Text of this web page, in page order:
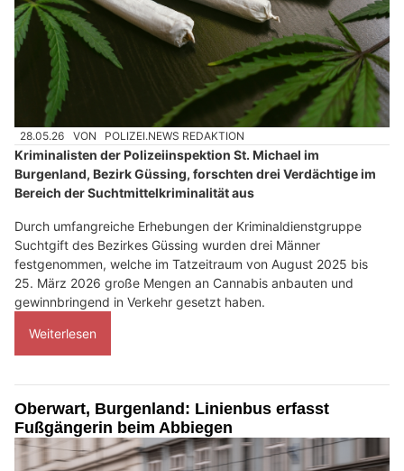
28.05.26 VON POLIZEI.NEWS REDAKTION
Kriminalisten der Polizeiinspektion St. Michael im
Burgenland, Bezirk Güssing, forschten drei Verdächtige im
Bereich der Suchtmittelkriminalität aus
Durch umfangreiche Erhebungen der Kriminaldienstgruppe
Suchtgift des Bezirkes Güssing wurden drei Männer
festgenommen, welche im Tatzeitraum von August 2025 bis
25. März 2026 große Mengen an Cannabis anbauten und
gewinnbringend in Verkehr gesetzt haben.
Weiterlesen
Oberwart, Burgenland: Linienbus erfasst
Fußgängerin beim Abbiegen